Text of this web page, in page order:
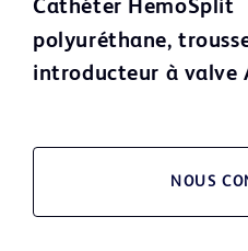
Cathéter HemoSplit
polyuréthane,
introducteur à valve
NOUS